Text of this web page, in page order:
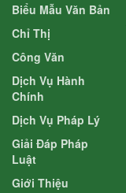
Biểu Mẫu Văn Bản
Chỉ Thị
Công Văn
Dịch Vụ Hành
Chính
Dịch Vụ Pháp Lý
Giải Đáp Pháp
Luật
Giới Thiệu